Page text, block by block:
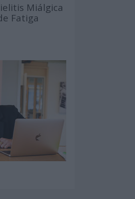
Miálgica
Fatiga